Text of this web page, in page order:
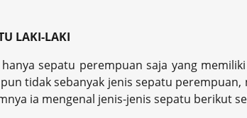
LAKI-LAKI
sepatu perempuan saja yang
tidak sebanyak jenis sepatu
ia mengenal jenis-jenis sepatu berikut